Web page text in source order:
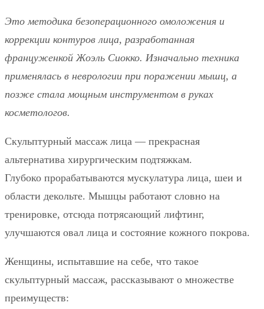
Это методика безоперационного омоложения и
коррекции контуров лица, разработанная
француженкой Жоэль Сиокко. Изначально техника
применялась в неврологии при поражении мышц, а
позже стала мощным инструментом в руках
косметологов.
Скульптурный массаж лица — прекрасная
альтернатива хирургическим подтяжкам.
Глубоко прорабатываются мускулатура лица, шеи и
области декольте. Мышцы работают словно на
тренировке, отсюда потрясающий лифтинг,
улучшаются овал лица и состояние кожного покрова.
Женщины, испытавшие на себе, что такое
скульптурный массаж, рассказывают о множестве
преимуществ: